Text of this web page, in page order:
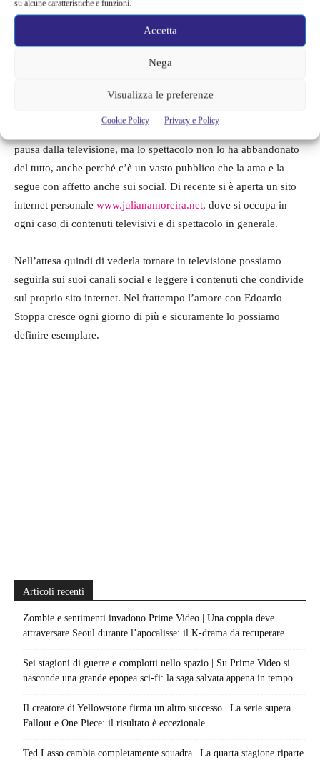
su alcune caratteristiche e funzioni.
Accetta
Nega
Visualizza le preferenze
Cookie Policy Privacy e Policy
pausa dalla televisione, ma lo spettacolo non lo ha abbandonato
del tutto, anche perché c’è un vasto pubblico che la ama e la
segue con affetto anche sui social. Di recente si è aperta un sito
internet personale www.julianamoreira.net, dove si occupa in
ogni caso di contenuti televisivi e di spettacolo in generale.
Nell’attesa quindi di vederla tornare in televisione possiamo
seguirla sui suoi canali social e leggere i contenuti che condivide
sul proprio sito internet. Nel frattempo l’amore con Edoardo
Stoppa cresce ogni giorno di più e sicuramente lo possiamo
definire esemplare.
Articoli recenti
Zombie e sentimenti invadono Prime Video | Una coppia deve
attraversare Seoul durante l’apocalisse: il K-drama da recuperare
Sei stagioni di guerre e complotti nello spazio | Su Prime Video si
nasconde una grande epopea sci-fi: la saga salvata appena in tempo
Il creatore di Yellowstone firma un altro successo | La serie supera
Fallout e One Piece: il risultato è eccezionale
Ted Lasso cambia completamente squadra | La quarta stagione riparte